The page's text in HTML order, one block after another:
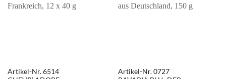
Artikel-Nr. 6514
Artikel-Nr. 0727